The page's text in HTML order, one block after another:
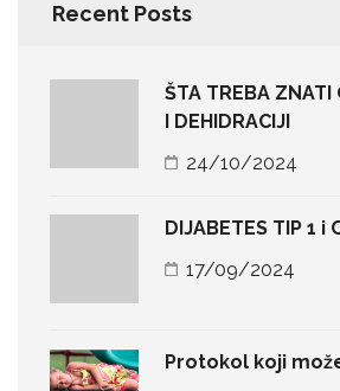
Recent Posts
ŠTA TREBA ZNATI
I DEHIDRACIJI
24/10/2024
DIJABETES TIP 1 i
17/09/2024
Protokol koji